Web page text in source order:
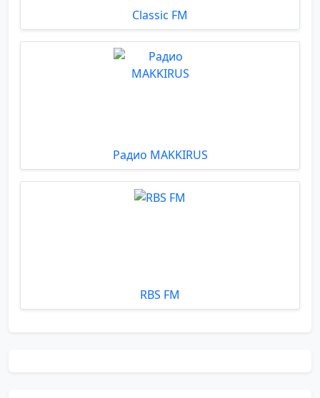
Classic FM
Радио MAKKIRUS
RBS FM